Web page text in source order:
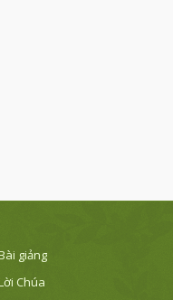
giảng
Chúa